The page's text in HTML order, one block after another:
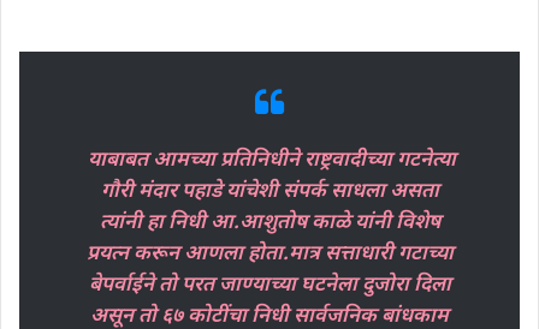
याबाबत आमच्या प्रतिनिधीने राष्ट्रवादीच्या गटनेत्या
गौरी मंदार पहाडे यांचेशी संपर्क साधला असता
त्यांनी हा निधी आ.आशुतोष काळे यांनी विशेष
प्रयत्न करून आणला होता.मात्र सत्ताधारी गटाच्या
बेपर्वाईने तो परत जाण्याच्या घटनेला दुजोरा दिला
असून तो ६७ कोटींचा निधी सार्वजनिक बांधकाम